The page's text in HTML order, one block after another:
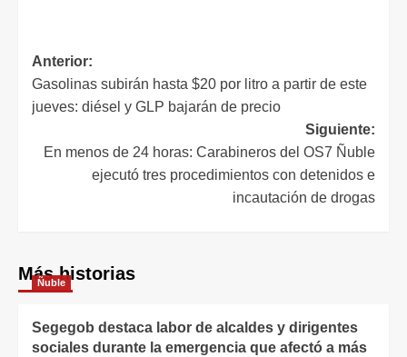
Anterior:
Gasolinas subirán hasta $20 por litro a partir de este
jueves: diésel y GLP bajarán de precio
Siguiente:
En menos de 24 horas: Carabineros del OS7 Ñuble
ejecutó tres procedimientos con detenidos e
incautación de drogas
Más historias
Ñuble
Segegob destaca labor de alcaldes y dirigentes
sociales durante la emergencia que afectó a más